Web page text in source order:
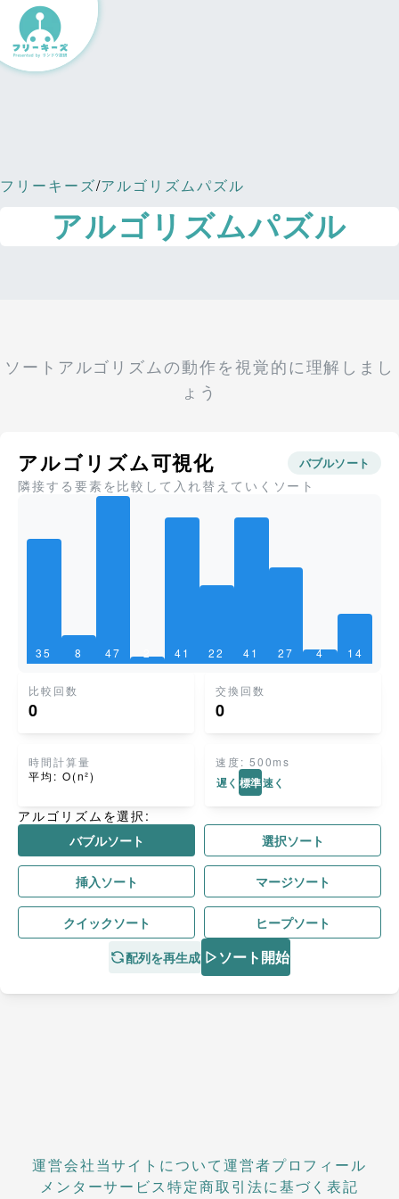
フリーキーズ/アルゴリズムパズル
アルゴリズムパズル
ソートアルゴリズムの動作を視覚的に理解しまし
ょう
アルゴリズム可視化 バブルソート
隣接する要素を比較して入れ替えていくソート
35 8 47 41 22 41 27 4 14
比較回数
0
交換回数
0
時間計算量
平均: O(n²)
速度: 500ms
遅く 標準速く
アルゴリズムを選択:
バブルソート
選択ソート
挿入ソート マージソート
クイックソート
ヒープソート
配列を再生成
ソート開始
運営会社当サイトについて運営者プロフィール
メンターサービス特定商取引法に基づく表記